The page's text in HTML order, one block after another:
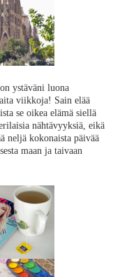
ystäväni luona
viikkoja! Sain elää
se oikea elämä siellä
nähtävyyksiä, eikä
neljä kokonaista päivää
maan ja taivaan